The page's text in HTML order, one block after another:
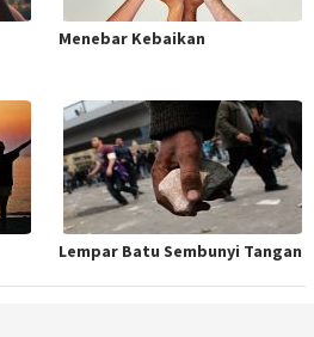
Menebar Kebaikan
Lempar Batu Sembunyi Tangan